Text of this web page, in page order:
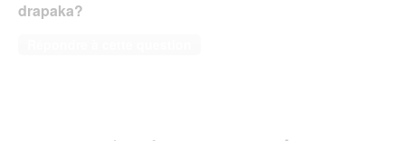
drapaka?